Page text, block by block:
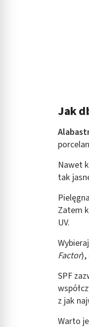
Jak
Nawet
tak
Zatem
UV.
Factor),
SPF
z jak
Warto